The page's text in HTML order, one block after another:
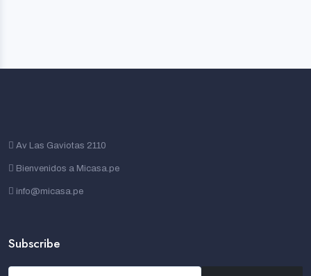
Av Las Gaviotas 2110
Bienvenidos a Micasa.pe
info@micasa.pe
Subscribe